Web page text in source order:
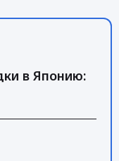
в Японию: